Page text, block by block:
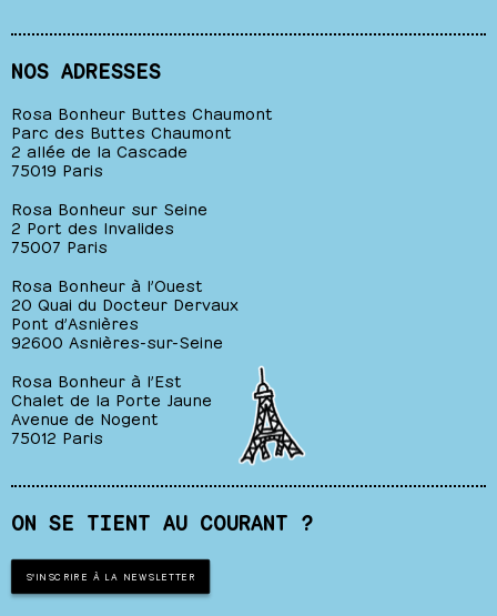
NOS ADRESSES
Rosa Bonheur Buttes Chaumont
Parc des Buttes Chaumont
2 allée de la Cascade
75019 Paris
Rosa Bonheur sur Seine
2 Port des Invalides
75007 Paris
Rosa Bonheur à l’Ouest
20 Quai du Docteur Dervaux
Pont d’Asnières
92600 Asnières-sur-Seine
Rosa Bonheur à l’Est
Chalet de la Porte Jaune
Avenue de Nogent
75012 Paris
ON SE TIENT AU COURANT ?
S'INSCRIRE À LA NEWSLETTER